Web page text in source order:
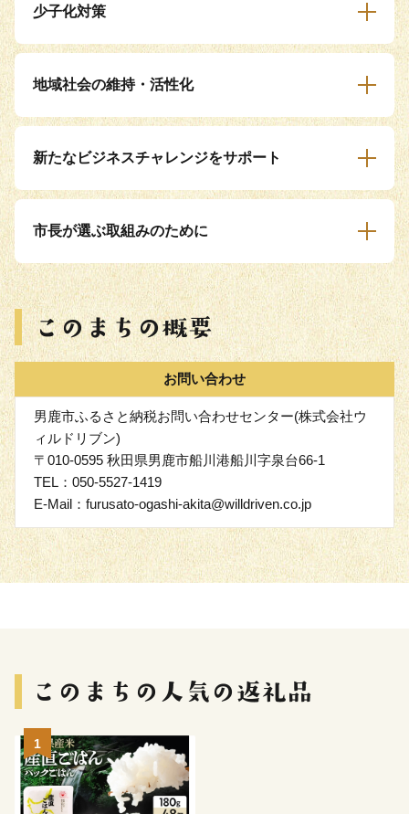
少子化対策
地域社会の維持・活性化
新たなビジネスチャレンジをサポート
市長が選ぶ取組みのために
お問い合わせ
男鹿市ふるさと納税お問い合わせセンター(株式会社ウ
ィルドリブン)
〒010-0595 秋田県男鹿市船川港船川字泉台66-1
TEL：050-5527-1419
E-Mail：furusato-ogashi-akita@willdriven.co.jp
1